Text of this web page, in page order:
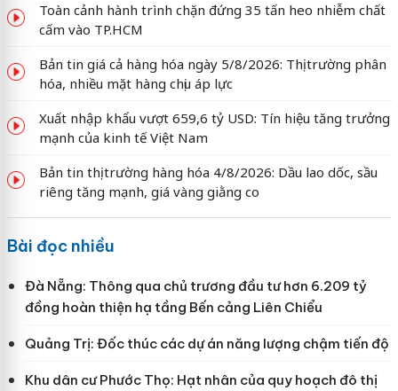
Toàn cảnh hành trình chặn đứng 35 tấn heo nhiễm chất
cấm vào TP.HCM
Bản tin giá cả hàng hóa ngày 5/8/2026: Thị trường phân
hóa, nhiều mặt hàng chịu áp lực
Xuất nhập khẩu vượt 659,6 tỷ USD: Tín hiệu tăng trưởng
mạnh của kinh tế Việt Nam
Bản tin thị trường hàng hóa 4/8/2026: Dầu lao dốc, sầu
riêng tăng mạnh, giá vàng giằng co
Bài đọc nhiều
Đà Nẵng: Thông qua chủ trương đầu tư hơn 6.209 tỷ
đồng hoàn thiện hạ tầng Bến cảng Liên Chiểu
Quảng Trị: Đốc thúc các dự án năng lượng chậm tiến độ
Khu dân cư Phước Thọ: Hạt nhân của quy hoạch đô thị